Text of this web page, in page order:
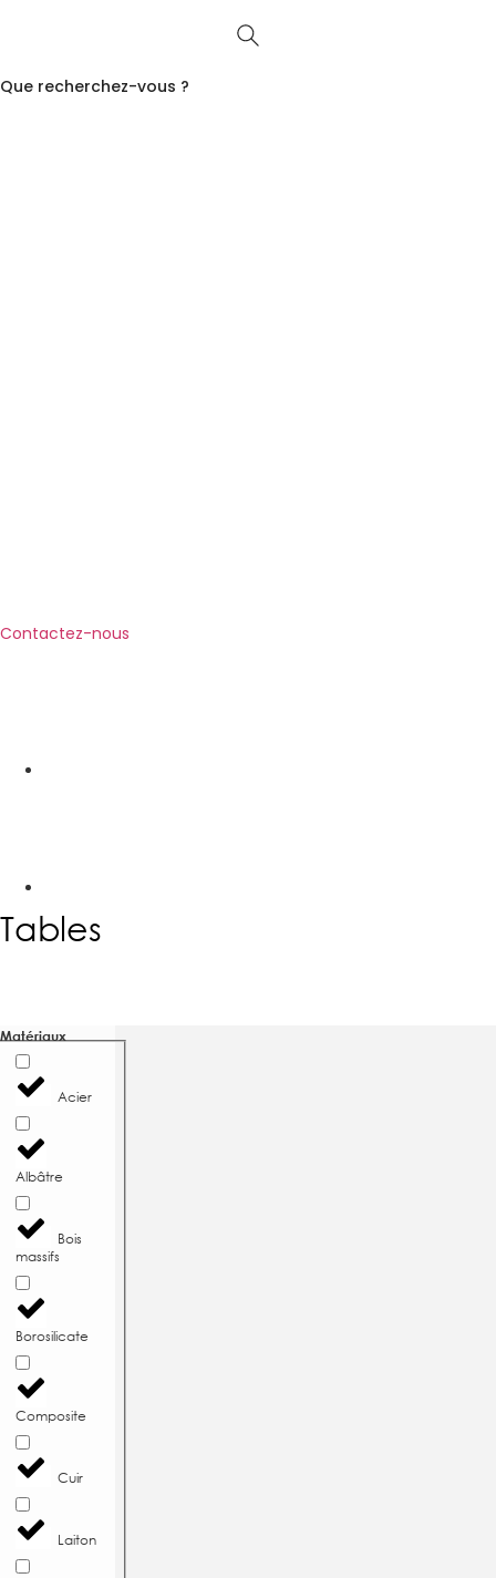
Que recherchez-vous ?
Contactez-nous
Tables
Matériaux
Acier
Albâtre
Bois
massifs
Borosilicate
Composite
Cuir
Laiton